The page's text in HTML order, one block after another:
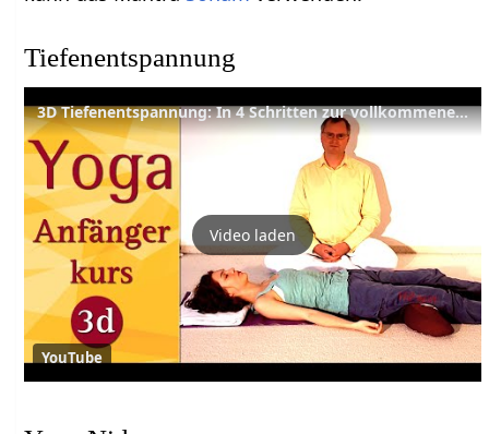
Tiefenentspannung
3D Tiefenentspannung: In 4 Schritten zur vollkommenen Entspannung - Yoga Vidya Anfängerkurs
Video laden
YouTube